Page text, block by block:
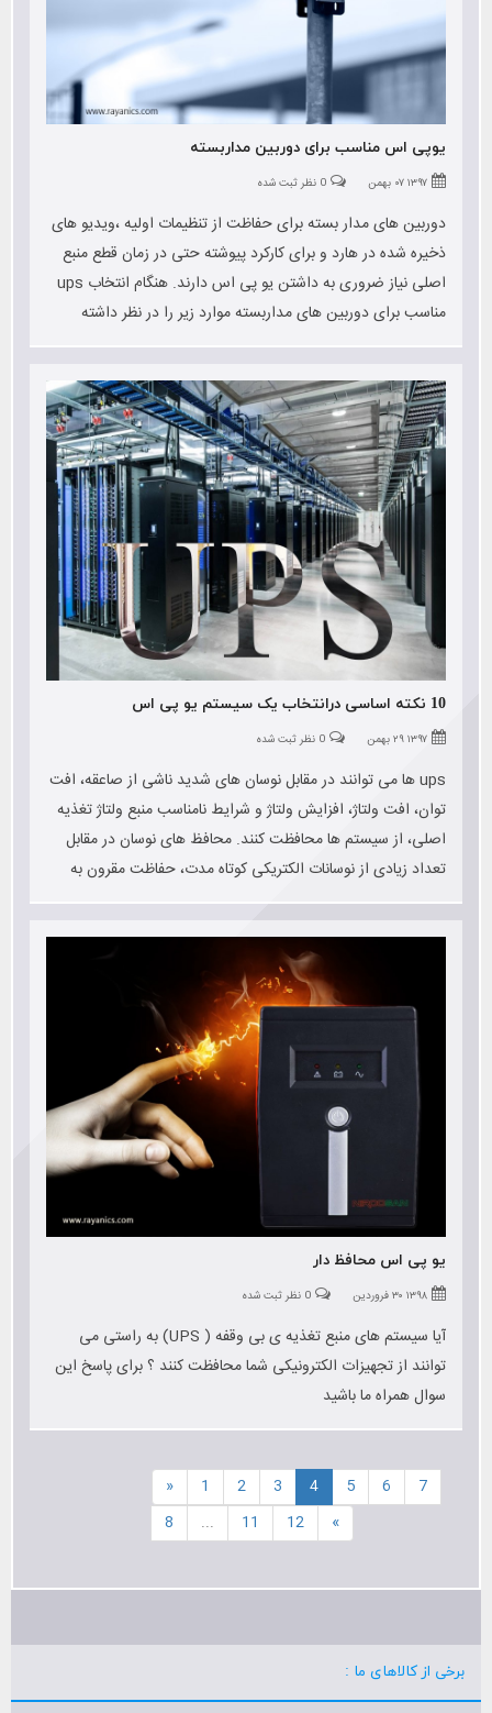
یوپی اس مناسب برای دوربین مداربسته
۱۳۹۷ ۰۷ بهمن 0 نظر ثبت شده
دوربین های مدار بسته برای حفاظت از تنظیمات اولیه ،ویدیو های
ذخیره شده در هارد و برای کارکرد پیوشته حتی در زمان قطع منبع
اصلی نیاز ضروری به داشتن یو پی اس دارند. هنگام انتخاب ups
مناسب برای دوربین های مداربسته موارد زیر را در نظر داشته
باشید.
10 نکته اساسی درانتخاب یک سیستم یو پی اس
۱۳۹۷ ۲۹ بهمن 0 نظر ثبت شده
ups ها می توانند در مقابل نوسان های شدید ناشی از صاعقه، افت
توان، افت ولتاژ، افزایش ولتاژ و شرایط نامناسب منبع ولتاژ تغذیه
اصلی، از سیستم ها محافظت کنند. محافظ های نوسان در مقابل
تعداد زیادی از نوسانات الکتریکی کوتاه مدت، حفاظت مقرون به
صرفه ای را ارائه می دهند
یو پی اس محافظ دار
۱۳۹۸ ۳۰ فروردین 0 نظر ثبت شده
آیا سیستم های منبع تغذیه ی بی وقفه ( UPS) به راستی می
توانند از تجهیزات الکترونیکی شما محافظت کنند ؟ برای پاسخ این
سوال همراه ما باشید
« 1 2 3 4 5 6
7
8
... 11 12 »
برخی از کالاهای ما :